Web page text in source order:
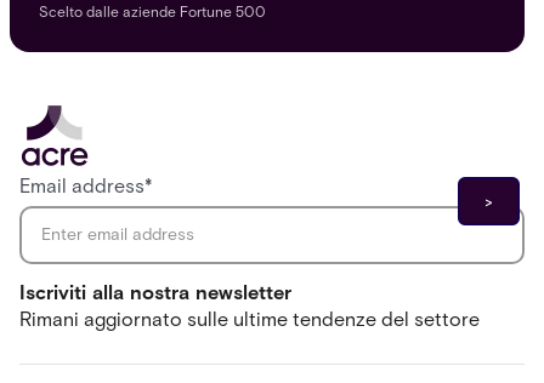
Scelto dalle aziende Fortune 500
Iscriviti alla nostra newsletter
Rimani aggiornato sulle ultime tendenze del settore
Email address*